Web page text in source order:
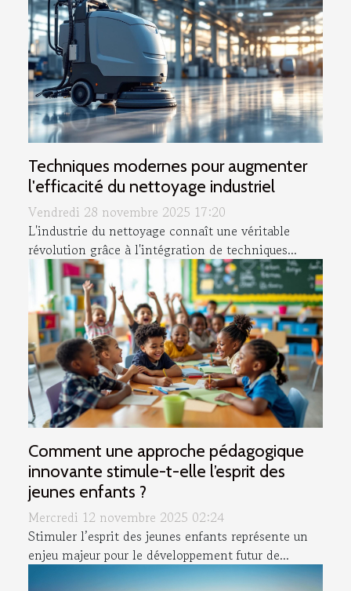
Techniques modernes pour augmenter
l'efficacité du nettoyage industriel
Vendredi 28 novembre 2025 17:20
L'industrie du nettoyage connaît une véritable
révolution grâce à l'intégration de techniques...
Comment une approche pédagogique
innovante stimule-t-elle l’esprit des
jeunes enfants ?
Mercredi 12 novembre 2025 02:24
Stimuler l’esprit des jeunes enfants représente un
enjeu majeur pour le développement futur de...